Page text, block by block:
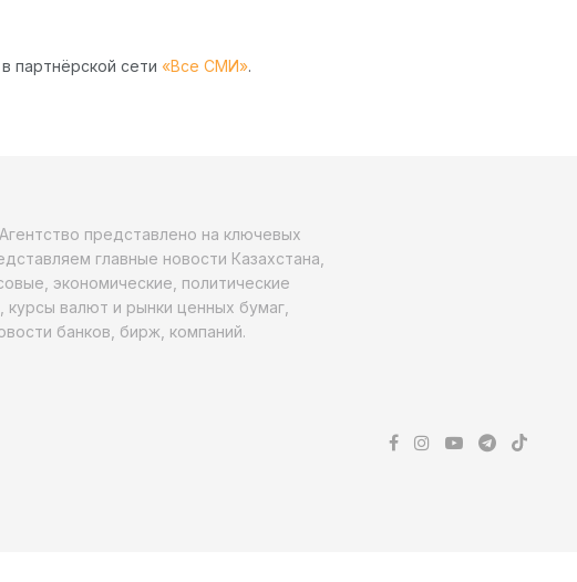
партнёрской сети «Все СМИ».
представлено на ключевых
главные новости Казахстана,
экономические, политические
курсы валют и рынки ценных бумаг,
банков, бирж, компаний.